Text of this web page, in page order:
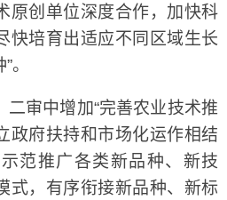
原创单位深度合作，加快科
快培育出适应不同区域生长
。
审中增加“完善农业技术推
政府扶持和市场化运作相结
范推广各类新品种、新技
式，有序衔接新品种、新标